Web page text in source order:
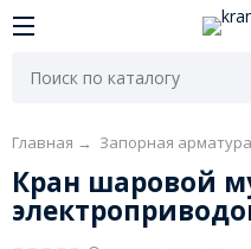
Главная → Запорная
Кран шаровой